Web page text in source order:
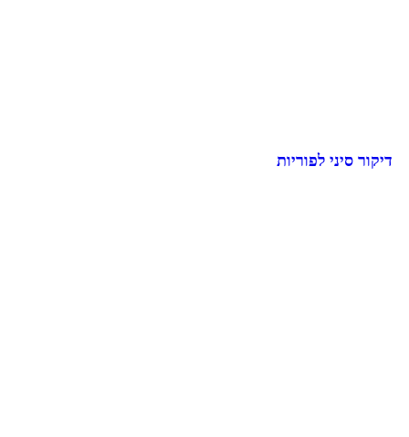
דיקור סיני לפוריות